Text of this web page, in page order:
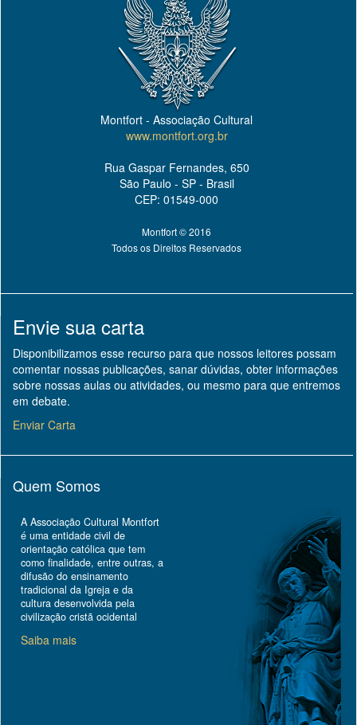
Montfort - Associação Cultural
www.montfort.org.br
Rua Gaspar Fernandes, 650
São Paulo - SP - Brasil
CEP: 01549-000
Montfort © 2016
Todos os Direitos Reservados
Envie sua carta
Disponibilizamos esse recurso para que nossos leitores possam
comentar nossas publicações, sanar dúvidas, obter informações
sobre nossas aulas ou atividades, ou mesmo para que entremos
em debate.
Enviar Carta
Quem Somos
A Associação Cultural Montfort
é uma entidade civil de
orientação católica que tem
como finalidade, entre outras, a
difusão do ensinamento
tradicional da Igreja e da
cultura desenvolvida pela
civilização cristã ocidental
Saiba mais